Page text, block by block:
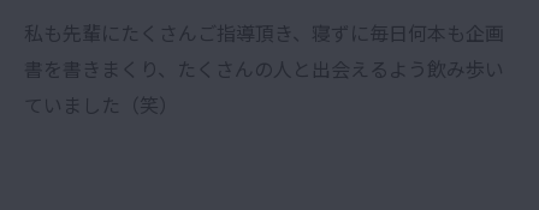
私も先輩にたくさんご指導頂き、寝ずに毎日何本も企画
書を書きまくり、たくさんの人と出会えるよう飲み歩い
ていました（笑）